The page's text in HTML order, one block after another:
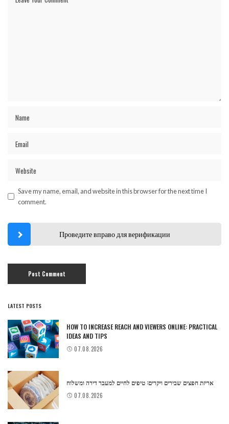
Save my name, email, and website in this browser for the next time I
comment.
Проведите вправо для верификации
LATEST POSTS
HOW TO INCREASE REACH AND VIEWERS ONLINE: PRACTICAL
IDEAS AND TIPS
07.08.2026
אריזת חפצים שבירים ויקרים: טיפים לחיים למעבר דירה ומשלוח
07.08.2026